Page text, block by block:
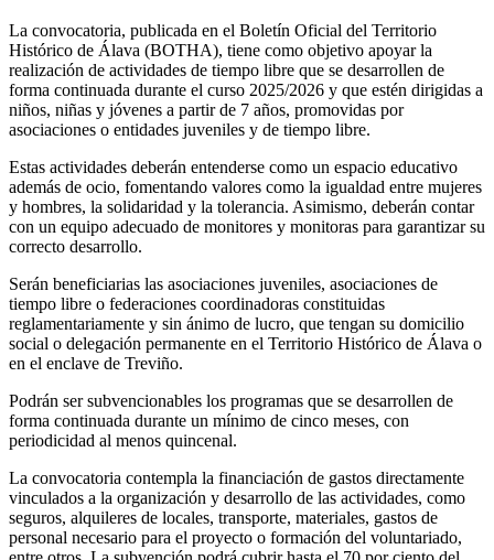
La convocatoria, publicada en el Boletín Oficial del Territorio
Histórico de Álava (BOTHA), tiene como objetivo apoyar la
realización de actividades de tiempo libre que se desarrollen de
forma continuada durante el curso 2025/2026 y que estén dirigidas a
niños, niñas y jóvenes a partir de 7 años, promovidas por
asociaciones o entidades juveniles y de tiempo libre.
Estas actividades deberán entenderse como un espacio educativo
además de ocio, fomentando valores como la igualdad entre mujeres
y hombres, la solidaridad y la tolerancia. Asimismo, deberán contar
con un equipo adecuado de monitores y monitoras para garantizar su
correcto desarrollo.
Serán beneficiarias las asociaciones juveniles, asociaciones de
tiempo libre o federaciones coordinadoras constituidas
reglamentariamente y sin ánimo de lucro, que tengan su domicilio
social o delegación permanente en el Territorio Histórico de Álava o
en el enclave de Treviño.
Podrán ser subvencionables los programas que se desarrollen de
forma continuada durante un mínimo de cinco meses, con
periodicidad al menos quincenal.
La convocatoria contempla la financiación de gastos directamente
vinculados a la organización y desarrollo de las actividades, como
seguros, alquileres de locales, transporte, materiales, gastos de
personal necesario para el proyecto o formación del voluntariado,